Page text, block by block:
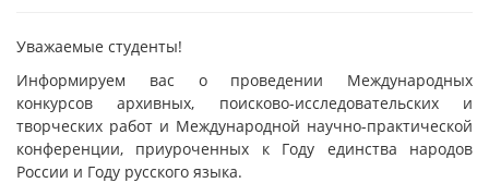
Уважаемые студенты!
Информируем вас о проведении Международных
конкурсов архивных, поисково-исследовательских и
творческих работ и Международной научно-практической
конференции, приуроченных к Году единства народов
России и Году русского языка.